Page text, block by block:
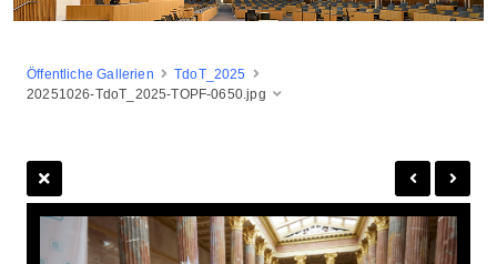
Öffentliche Gallerien
TdoT_2025
20251026-TdoT_2025-TOPF-0650.jpg